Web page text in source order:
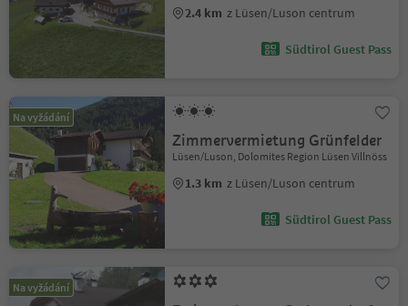
2.4 km z Lüsen/Luson centrum
Südtirol Guest Pass
Na vyžádání
Zimmervermietung Grünfelder
Lüsen/Luson, Dolomites Region Lüsen Villnöss
1.3 km z Lüsen/Luson centrum
Südtirol Guest Pass
Na vyžádání